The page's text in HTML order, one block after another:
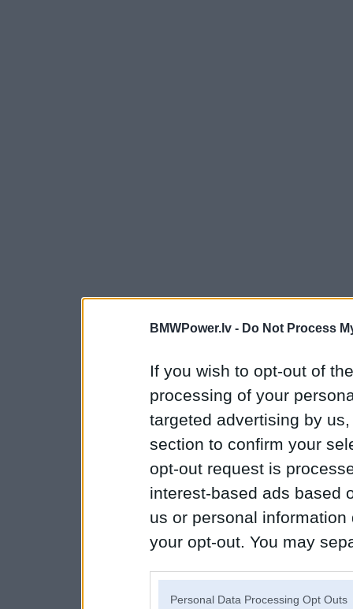
BMWPower.lv - Do Not Process
If you wish to opt-out of
processing of your
targeted advertising by
section to confirm your
opt-out request is
interest-based ads based
us or personal
your opt-out. You may
Personal Data Processing Opt Outs